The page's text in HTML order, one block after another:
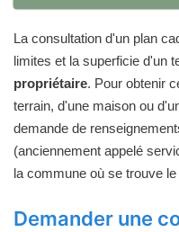
La consultation d'un plan
limites et la superficie d'un
propriétaire. Pour obtenir
terrain, d'une maison ou
demande de
(anciennement appelé
la commune où se trouve le
Demander une